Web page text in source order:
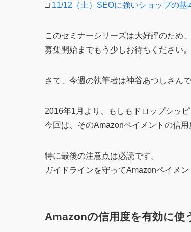
□ 11/12（土）SEOに強いショップの
このセミナーシリーズは大好評のため
募集開始までもう少しお待ちください。
さて、今週の執筆者は神谷あつしさんで
2016年1月より、もしもドロップシッ
今回は、そのAmazonペイメントの信
特に最後の注意点は必読です。
ガイドラインを守ってAmazonペイメ
Amazonの信用度を有効に使